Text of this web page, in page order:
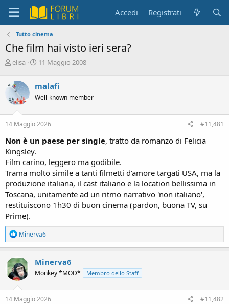
Accedi Registrati
Tutto cinema
Che film hai visto ieri sera?
C
e
a
t
o
r
e
i
s
c
u
s
i
o
n
e
elisa
D
a
d
i
n
z
o
11 Maggio 2008
malafi
Well-known member
14 Maggio 2026 #11,481
Non è un paese per single, tratto da romanzo di Felicia
Kingsley.
Film carino, leggero ma godibile.
Trama molto simile a tanti filmetti d'amore targati USA, ma la
produzione italiana, il cast italiano e la location bellissima in
Toscana, unitamente ad un ritmo narrativo 'non italiano',
restituiscono 1h30 di buon cinema (pardon, buona TV, su
Prime).
R
e
a
c
t
i
o
n
s
Minerva6
Minerva6
Monkey *MOD* Membro dello Staff
14 Maggio 2026 #11,482